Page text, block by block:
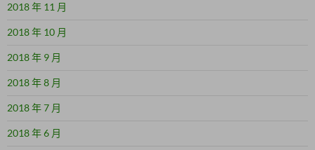
2018 年 11 月
2018 年 10 月
2018 年 9 月
2018 年 8 月
2018 年 7 月
2018 年 6 月